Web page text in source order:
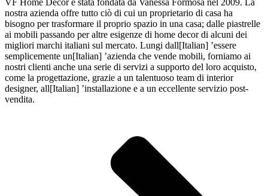
nostra azienda offre tutto ciò di cui un proprietario di casa ha
bisogno per trasformare il proprio spazio in una casa; dalle piastrelle
ai mobili passando per altre esigenze di home decor di alcuni dei
migliori marchi italiani sul mercato. Lungi dall[Italian] ’essere
semplicemente un[Italian] ’azienda che vende mobili, forniamo ai
nostri clienti anche una serie di servizi a supporto del loro acquisto,
come la progettazione, grazie a un talentuoso team di interior
designer, all[Italian] ’installazione e a un eccellente servizio post-
vendita.